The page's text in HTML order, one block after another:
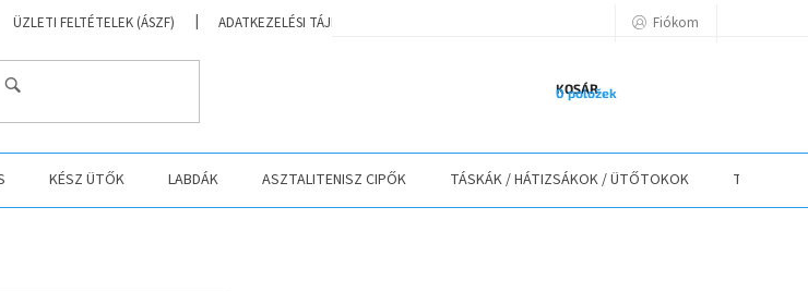
ÜZLETI FELTÉTELEK (ÁSZF) ADATKEZELÉSI TÁJÉKOZTATÓ ELÉRHETŐSÉGEK
Fiókom
KOSÁR
0 položek
KÉSZ ÜTŐK LABDÁK ASZTALITENISZ CIPŐK TÁSKÁK / HÁTIZSÁKOK / ÜTŐTOKOK TEXTIL